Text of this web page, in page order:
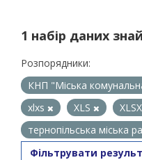
1 набір даних
Розпорядники:
КНП "Міська
xlxs
XLS XLSX
тернопільська міська
Фільтрувати